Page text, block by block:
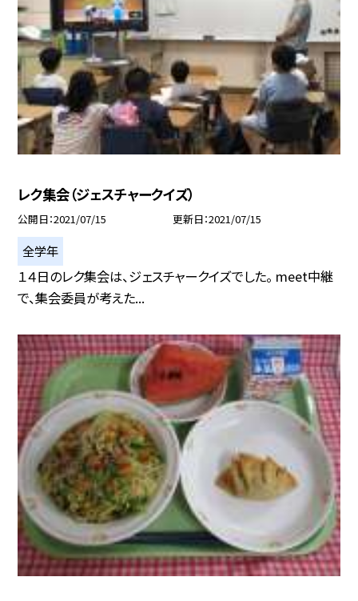
レク集会（ジェスチャークイズ）
公開日 2021/07/15 更新日 2021/07/15
全学年
１４日のレク集会は、ジェスチャークイズでした。 meet中継
で、集会委員が考えた...